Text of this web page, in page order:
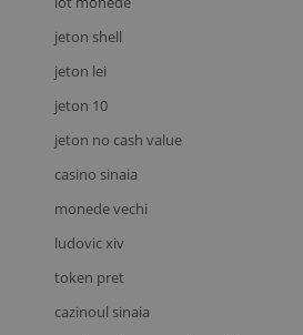
jeton shell
jeton lei
jeton 10
jeton no cash value
casino sinaia
monede vechi
ludovic xiv
token pret
cazinoul sinaia